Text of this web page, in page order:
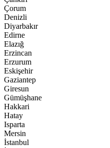
Çorum
Denizli
Diyarbakır
Edirne
Elazığ
Erzincan
Erzurum
Eskişehir
Gaziantep
Giresun
Gümüşhane
Hakkari
Hatay
Isparta
Mersin
İstanbul